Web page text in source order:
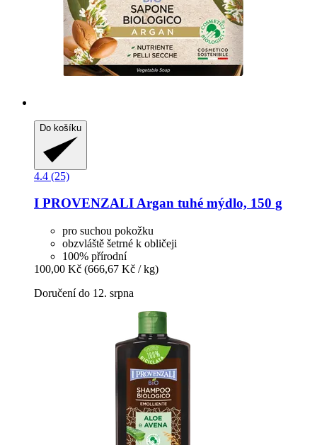
Do košíku
4.4 (25)
I PROVENZALIArgan tuhé mýdlo, 150 g
pro suchou pokožku
obzvláště šetrné k obličeji
100% přírodní
100,00 Kč (666,67 Kč / kg)
Doručení do 12. srpna